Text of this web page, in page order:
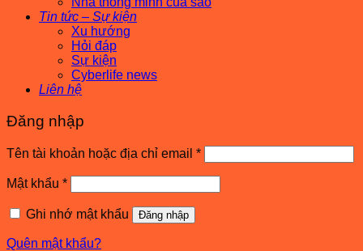
Tin tức – Sự kiện
Xu hướng
Hỏi đáp
Sự kiện
Cyberlife news
Liên hệ
Đăng nhập
Tên tài khoản hoặc địa chỉ email *Bắt
buộc
Mật khẩu *Bắt
buộc
Ghi nhớ mật khẩu
Đăng nhập
Quên mật khẩu?